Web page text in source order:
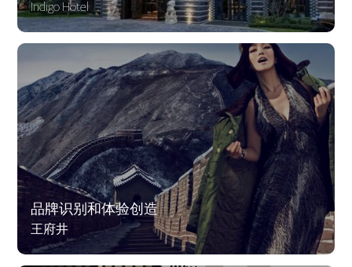
Indigo Hotel
品牌识别和体验创造
王府井